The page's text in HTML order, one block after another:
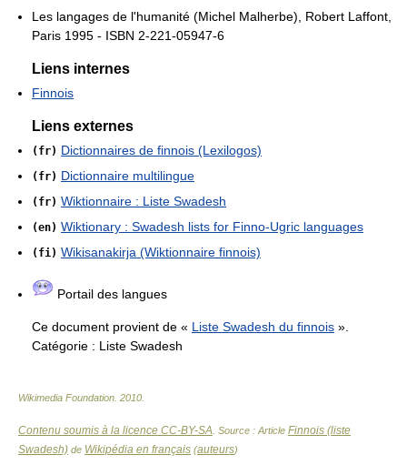
Les langages de l'humanité (Michel Malherbe), Robert Laffont,
Paris 1995 - ISBN 2-221-05947-6
Liens internes
Finnois
Liens externes
(fr) Dictionnaires de finnois (Lexilogos)
(fr) Dictionnaire multilingue
(fr) Wiktionnaire : Liste Swadesh
(en) Wiktionary : Swadesh lists for Finno-Ugric languages
(fi) Wikisanakirja (Wiktionnaire finnois)
Portail des langues
Ce document provient de « Liste Swadesh du finnois ».
Catégorie : Liste Swadesh
Wikimedia Foundation 2010
Contenu soumis à la licence CC-BY-SA . Source : Article Finnois (liste
Swadesh) de Wikipédia en français (auteurs)